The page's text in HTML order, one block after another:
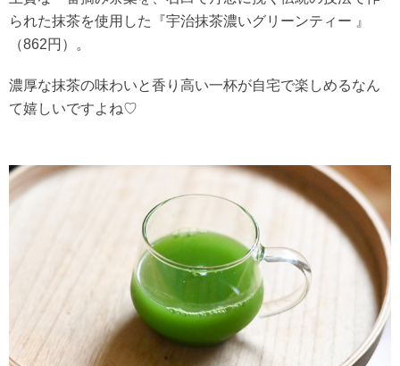
られた抹茶を使用した『宇治抹茶濃いグリーンティー 』
（862円）。
濃厚な抹茶の味わいと香り高い一杯が自宅で楽しめるなん
て嬉しいですよね♡